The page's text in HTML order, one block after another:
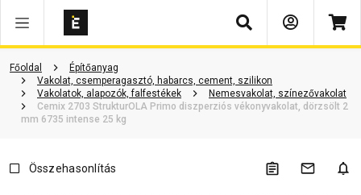
Keresés
Főoldal
Építőanyag
Vakolat, csemperagasztó, habarcs, cement, szilikon
Vakolatok, alapozók, falfestékek
Nemesvakolat, színezővakolat
Cemix 2703 StrukturOLA Primo diszperziós vékonyvakolat, dörzsölt 2
mm 6735 intense 25 kg
Vásárlói vélemények Kérdések és válaszok Kapcsolódó cikkek
Összehasonlítás